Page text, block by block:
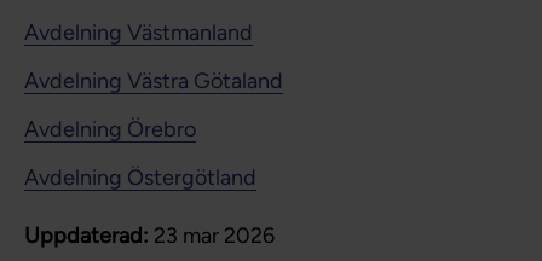
Avdelning Västmanland
Avdelning Västra Götaland
Avdelning Örebro
Avdelning Östergötland
Uppdaterad: 23 mar 2026